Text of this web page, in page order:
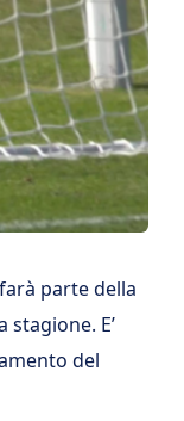
parte della
stagione. E’
del